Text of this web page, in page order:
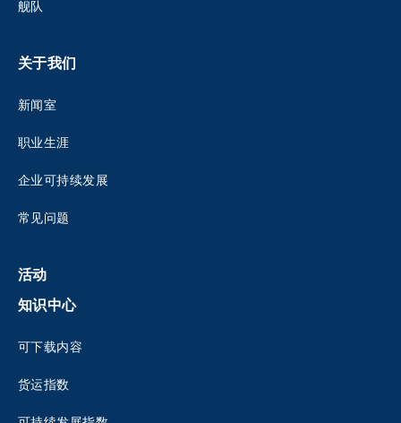
舰队
关于我们
新闻室
职业生涯
企业可持续发展
常见问题
活动
知识中心
可下载内容
货运指数